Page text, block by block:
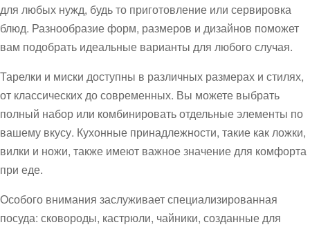
для любых нужд, будь то приготовление или сервировка
блюд. Разнообразие форм, размеров и дизайнов поможет
вам подобрать идеальные варианты для любого случая.
Тарелки и миски доступны в различных размерах и стилях,
от классических до современных. Вы можете выбрать
полный набор или комбинировать отдельные элементы по
вашему вкусу. Кухонные принадлежности, такие как ложки,
вилки и ножи, также имеют важное значение для комфорта
при еде.
Особого внимания заслуживает специализированная
посуда: сковороды, кастрюли, чайники, созданные для